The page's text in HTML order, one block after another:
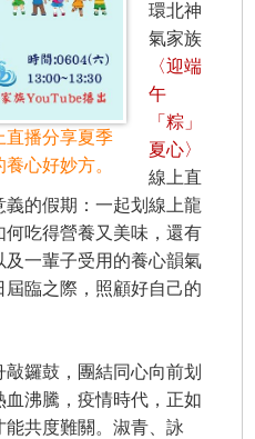
直播分享夏季
心好妙方。
環北神
氣家族
〈迎端
午
「粽」
夏心〉
線上直
的假期：一起划線上龍
吃得營養又美味，還有
一輩子受用的養心韻氣
臨之際，照顧好自己的
鑼鼓，團結同心向前划
沸騰，疫情時代，正如
共度難關。淑青、詠